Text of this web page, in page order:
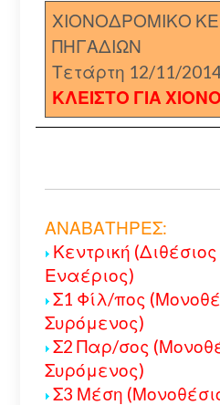
ΧΙΟΝΟΔΡΟΜΙΚΟ
ΠΗΓΑΔΙΩΝ
Τετάρτη 12/11/
ΚΛΕΙΣΤΟ ΓΙΑ
ΑΝΑΒΑΤΗΡΕΣ:
Κεντρική (Διθέσιος
Εναέριος)
Σ1 Φίλ/πος
Συρόμενος)
Σ2 Παρ/σος
Συρόμενος)
Σ3 Μέση